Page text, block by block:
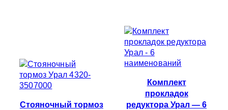
Стояночный тормоз
Комплект
прокладок
редуктора Урал — 6